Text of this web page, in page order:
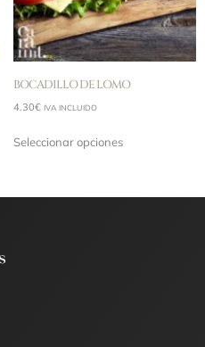
BOCADILLO DE LOMO
4.30€ IVA INCLUIDO
Seleccionar opciones